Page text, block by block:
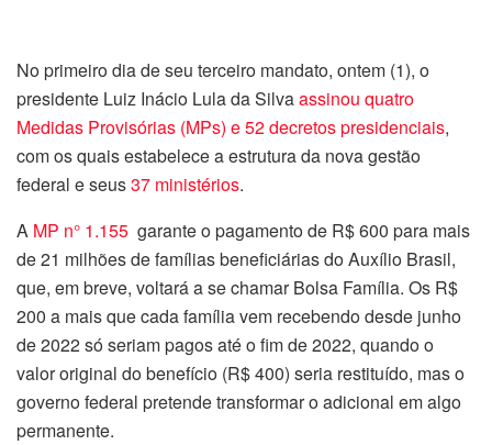
No primeiro dia de seu terceiro mandato, ontem (1), o
presidente Luiz Inácio Lula da Silvaassinou quatro
Medidas Provisórias (MPs) e 52 decretos presidenciais,
com os quais estabelece a estrutura da nova gestão
federal e seus37 ministérios.
A MP n° 1.155 garante o pagamento de R$ 600 para mais
de 21 milhões de famílias beneficiárias do Auxílio Brasil,
que, em breve, voltará a se chamar Bolsa Família. Os R$
200 a mais que cada família vem recebendo desde junho
de 2022 só seriam pagos até o fim de 2022, quando o
valor original do benefício (R$ 400) seria restituído, mas o
governo federal pretende transformar o adicional em algo
permanente.